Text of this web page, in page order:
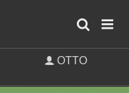
OTTO